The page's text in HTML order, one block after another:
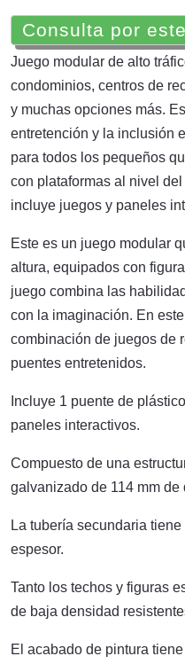
Consulta por
Juego modular de alto
condominios, centros de
y muchas opciones más.
entretención y la inclusión
para todos los pequeños
con plataformas al nivel
incluye juegos y paneles
Este es un juego modular
altura, equipados con
juego combina las
con la imaginación. En
combinación de juegos de
puentes entretenidos.
Incluye 1 puente de
paneles interactivos.
Compuesto de una
galvanizado de 114 mm de
La tubería secundaria
espesor.
Tanto los techos y figuras
de baja densidad
El acabado de pintura